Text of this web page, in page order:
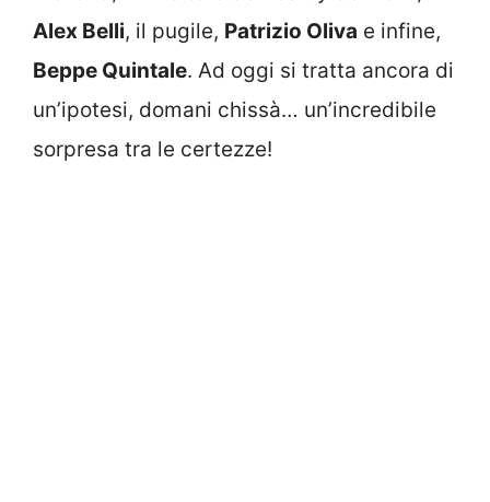
Alex Belli, il pugile, Patrizio Oliva e infine,
Beppe Quintale. Ad oggi si tratta ancora di
un’ipotesi, domani chissà… un’incredibile
sorpresa tra le certezze!